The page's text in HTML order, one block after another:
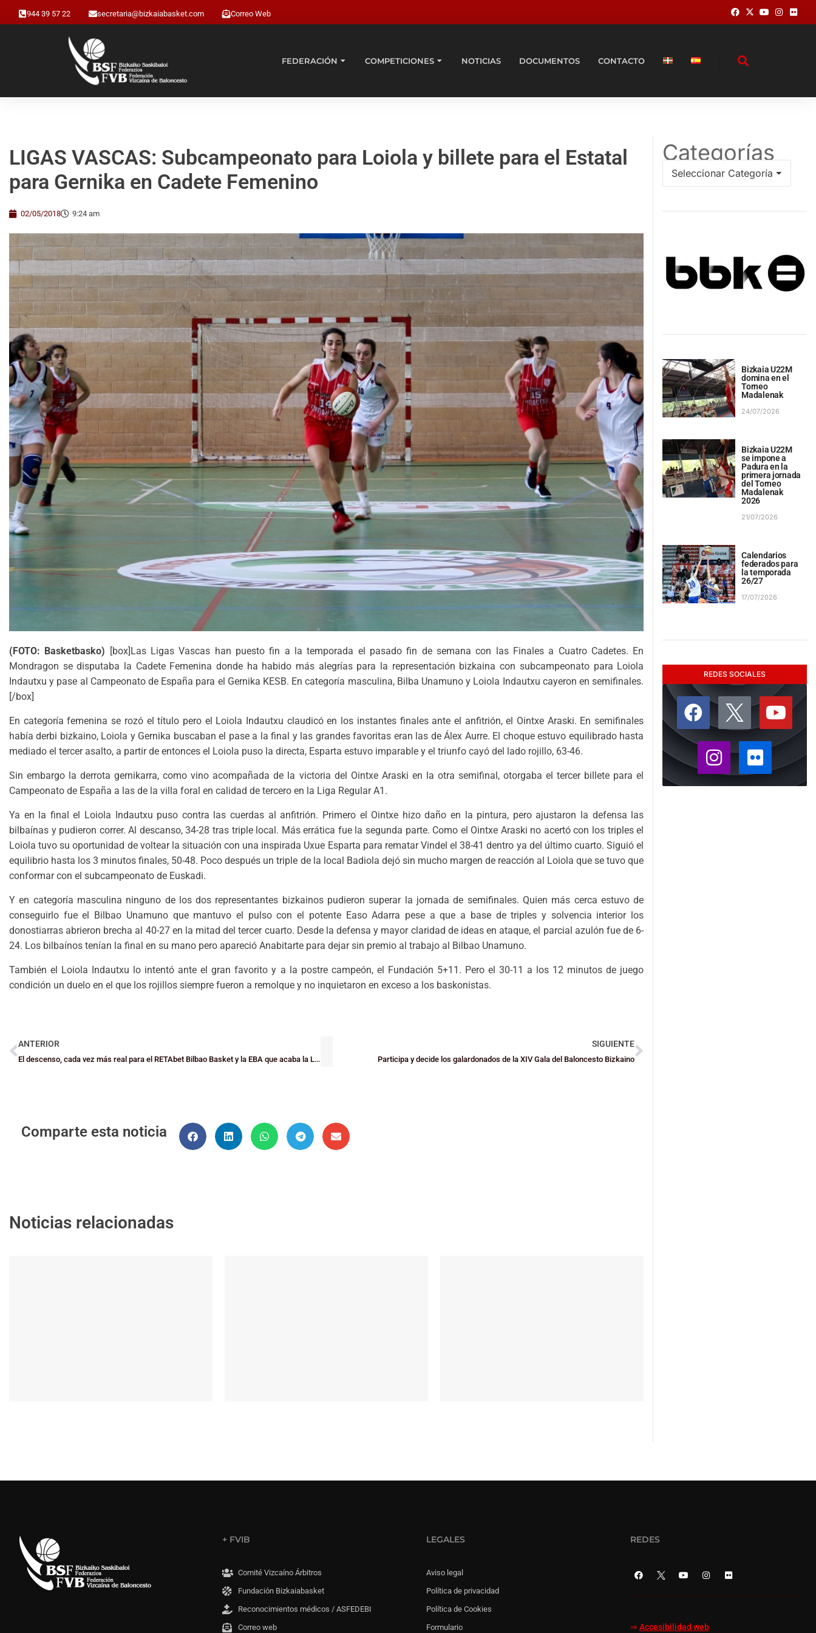
944 39 57 22 secretaria@bizkaiabasket.com Correo Web
FEDERACIÓN COMPETICIONES NOTICIAS DOCUMENTOS CONTACTO
LIGAS VASCAS: Subcampeonato para Loiola y billete para el Estatal
para Gernika en Cadete Femenino
02/05/2018 9:24 am
(FOTO: Basketbasko) [box]Las Ligas Vascas han puesto fin a la temporada el pasado fin de semana con las Finales a Cuatro Cadetes. En
Mondragon se disputaba la Cadete Femenina donde ha habido más alegrías para la representación bizkaina con subcampeonato para Loiola
Indautxu y pase al Campeonato de España para el Gernika KESB. En categoría masculina, Bilba Unamuno y Loiola Indautxu cayeron en semifinales.
[/box]
En categoría femenina se rozó el título pero el Loiola Indautxu claudicó en los instantes finales ante el anfitrión, el Ointxe Araski. En semifinales
había derbi bizkaino, Loiola y Gernika buscaban el pase a la final y las grandes favoritas eran las de Álex Aurre. El choque estuvo equilibrado hasta
mediado el tercer asalto, a partir de entonces el Loiola puso la directa, Esparta estuvo imparable y el triunfo cayó del lado rojillo, 63-46.
Sin embargo la derrota gernikarra, como vino acompañada de la victoria del Ointxe Araski en la otra semifinal, otorgaba el tercer billete para el
Campeonato de España a las de la villa foral en calidad de tercero en la Liga Regular A1.
Ya en la final el Loiola Indautxu puso contra las cuerdas al anfitrión. Primero el Ointxe hizo daño en la pintura, pero ajustaron la defensa las
bilbaínas y pudieron correr. Al descanso, 34-28 tras triple local. Más errática fue la segunda parte. Como el Ointxe Araski no acertó con los triples el
Loiola tuvo su oportunidad de voltear la situación con una inspirada Uxue Esparta para rematar Vindel el 38-41 dentro ya del último cuarto. Siguió el
equilibrio hasta los 3 minutos finales, 50-48. Poco después un triple de la local Badiola dejó sin mucho margen de reacción al Loiola que se tuvo que
conformar con el subcampeonato de Euskadi.
Y en categoría masculina ninguno de los dos representantes bizkainos pudieron superar la jornada de semifinales. Quien más cerca estuvo de
conseguirlo fue el Bilbao Unamuno que mantuvo el pulso con el potente Easo Adarra pese a que a base de triples y solvencia interior los
donostiarras abrieron brecha al 40-27 en la mitad del tercer cuarto. Desde la defensa y mayor claridad de ideas en ataque, el parcial azulón fue de 6-
24. Los bilbaínos tenían la final en su mano pero apareció Anabitarte para dejar sin premio al trabajo al Bilbao Unamuno.
También el Loiola Indautxu lo intentó ante el gran favorito y a la postre campeón, el Fundación 5+11. Pero el 30-11 a los 12 minutos de juego
condición un duelo en el que los rojillos siempre fueron a remolque y no inquietaron en exceso a los baskonistas.
ANTERIOR
El descenso, cada vez más real para el RETAbet Bilbao Basket y la EBA que acaba la Liga Regular
SIGUIENTE
Participa y decide los galardonados de la XIV Gala del Baloncesto Bizkaino
Comparte esta noticia
Noticias relacionadas
Categorías
Bizkaia U22M
domina en el
Torneo
Madalenak
24/07/2026
Bizkaia U22M
se impone a
Padura en la
primera jornada
del Torneo
Madalenak
2026
21/07/2026
Calendarios
federados para
la temporada
26/27
17/07/2026
REDES SOCIALES
+ FVIB
Comité Vizcaíno Árbitros
Fundación Bizkaiabasket
Reconocimientos médicos / ASFEDEBI
Correo web
LEGALES
Aviso legal
Política de privacidad
Política de Cookies
Formulario
REDES
⇒ Accesibilidad web